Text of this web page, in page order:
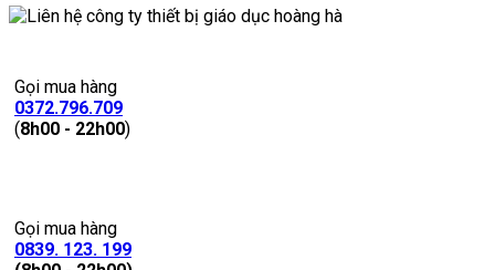
Gọi mua hàng
0372.796.709
(8h00 - 22h00)
Gọi mua hàng
0839. 123. 199